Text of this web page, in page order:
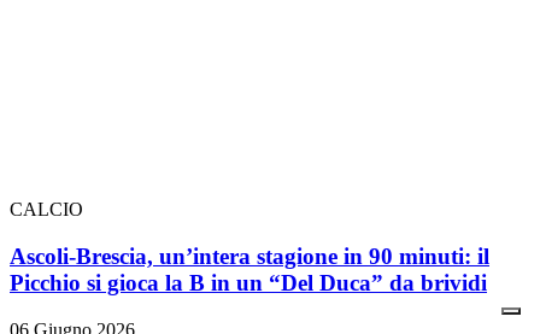
CALCIO
Ascoli-Brescia, un’intera stagione in 90 minuti: il
Picchio si gioca la B in un “Del Duca” da brividi
06 Giugno 2026